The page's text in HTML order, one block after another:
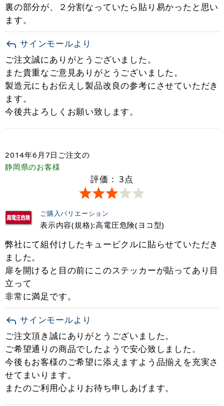
裏の部分が、２分割なっていたら貼り易かったと思い
ます。
サインモールより
ご注文誠にありがとうございました。
また貴重なご意見ありがとうございました。
製造元にもお伝えし製品改良の参考にさせていただき
ます。
今後共よろしくお願い致します。
2014年6月7日 ご注文の
静岡県のお客様
評価： 3点
ご購入バリエーション
表示内容(規格):高電圧危険(ヨコ型)
弊社にて組付けしたキュービクルに貼らせていただき
ました。
扉を開けると目の前にこのステッカーが貼ってあり目
立って
非常に満足です。
サインモールより
ご注文頂き誠にありがとうございました。
ご希望通りの商品でしたようで安心致しました。
今後もお客様のご希望に添えますよう品揃えを充実さ
せてまいります。
またのご利用心よりお待ち申しあげます。